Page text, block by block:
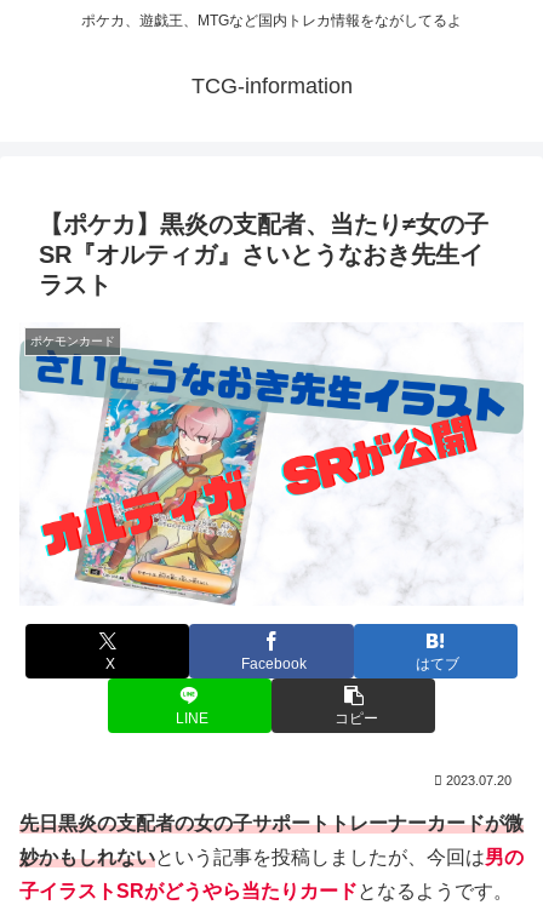
ポケカ、遊戯王、MTGなど国内トレカ情報をながしてるよ
TCG-information
【ポケカ】黒炎の支配者、当たり≠女の子
SR『オルティガ』さいとうなおき先生イ
ラスト
ポケモンカード
X Facebook はてブ
LINE コピー
2023.07.20
先日黒炎の支配者の女の子サポートトレーナーカードが微
妙かもしれないという記事を投稿しましたが、今回は男の
子イラストSRがどうやら当たりカードとなるようです。